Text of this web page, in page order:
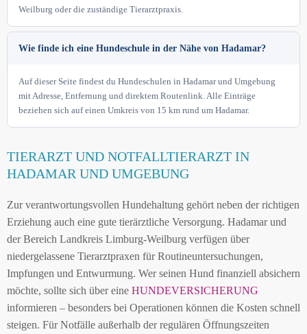
Weilburg oder die zuständige Tierarztpraxis.
Wie finde ich eine Hundeschule in der Nähe von Hadamar?
Auf dieser Seite findest du Hundeschulen in Hadamar und Umgebung
mit Adresse, Entfernung und direktem Routenlink. Alle Einträge
beziehen sich auf einen Umkreis von 15 km rund um Hadamar.
TIERARZT UND NOTFALLTIERARZT IN
HADAMAR UND UMGEBUNG
Zur verantwortungsvollen Hundehaltung gehört neben der richtigen
Erziehung auch eine gute tierärztliche Versorgung. Hadamar und
der Bereich Landkreis Limburg-Weilburg verfügen über
niedergelassene Tierarztpraxen für Routineuntersuchungen,
Impfungen und Entwurmung. Wer seinen Hund finanziell absichern
möchte, sollte sich über eine HUNDEVERSICHERUNG
informieren – besonders bei Operationen können die Kosten schnell
steigen. Für Notfälle außerhalb der regulären Öffnungszeiten